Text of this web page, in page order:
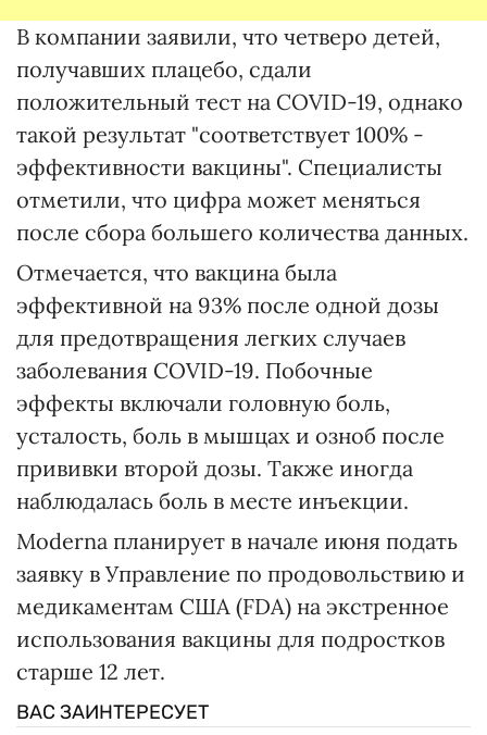
В компании заявили, что четверо детей,
получавших плацебо, сдали
положительный тест на COVID-19, однако
такой результат "соответствует 100% -
эффективности вакцины". Специалисты
отметили, что цифра может меняться
после сбора большего количества данных.
Отмечается, что вакцина была
эффективной на 93% после одной дозы
для предотвращения легких случаев
заболевания COVID-19. Побочные
эффекты включали головную боль,
усталость, боль в мышцах и озноб после
прививки второй дозы. Также иногда
наблюдалась боль в месте инъекции.
Moderna планирует в начале июня подать
заявку в Управление по продовольствию и
медикаментам США (FDA) на экстренное
использования вакцины для подростков
старше 12 лет.
ВАС ЗАИНТЕРЕСУЕТ